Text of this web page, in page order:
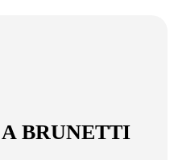
BRUNETTI